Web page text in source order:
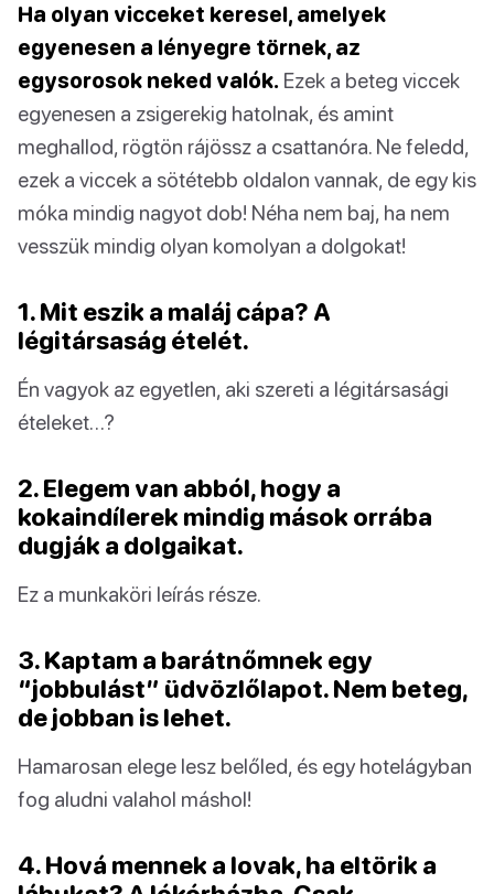
Ha olyan vicceket keresel, amelyek
egyenesen a lényegre törnek, az
egysorosok neked valók. Ezek a beteg viccek
egyenesen a zsigerekig hatolnak, és amint
meghallod, rögtön rájössz a csattanóra. Ne feledd,
ezek a viccek a sötétebb oldalon vannak, de egy kis
móka mindig nagyot dob! Néha nem baj, ha nem
vesszük mindig olyan komolyan a dolgokat!
1. Mit eszik a maláj cápa? A
légitársaság ételét.
Én vagyok az egyetlen, aki szereti a légitársasági
ételeket…?
2. Elegem van abból, hogy a
kokaindílerek mindig mások orrába
dugják a dolgaikat.
Ez a munkaköri leírás része.
3. Kaptam a barátnőmnek egy
“jobbulást” üdvözlőlapot. Nem beteg,
de jobban is lehet.
Hamarosan elege lesz belőled, és egy hotelágyban
fog aludni valahol máshol!
4. Hová mennek a lovak, ha eltörik a